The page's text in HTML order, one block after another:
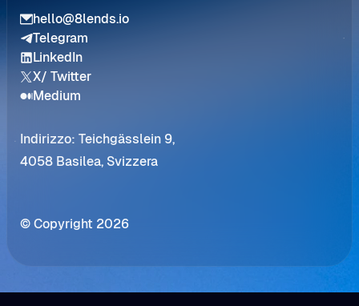
hello@8lends.io
Telegram
LinkedIn
X/ Twitter
Medium
Indirizzo: Teichgässlein 9,
4058 Basilea, Svizzera
© Copyright 2026